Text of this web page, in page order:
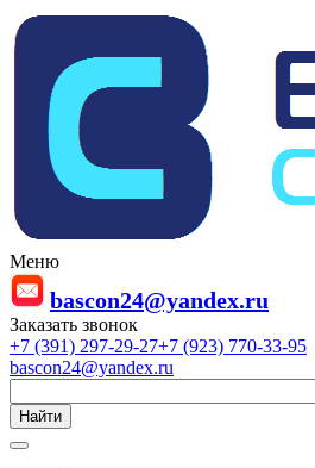
Меню
bascon24@yandex.ru
Заказать звонок
+7 (391) 297-29-27+7 (923) 770-33-95
bascon24@yandex.ru
Найти